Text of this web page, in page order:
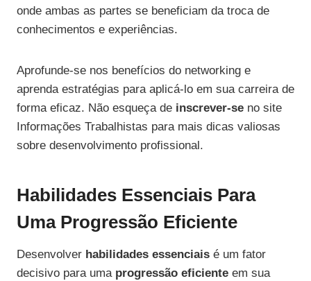
onde ambas as partes se beneficiam da troca de
conhecimentos e experiências.
Aprofunde-se nos benefícios do networking e
aprenda estratégias para aplicá-lo em sua carreira de
forma eficaz. Não esqueça de inscrever-se no site
Informações Trabalhistas para mais dicas valiosas
sobre desenvolvimento profissional.
Habilidades Essenciais Para
Uma Progressão Eficiente
Desenvolver habilidades essenciais é um fator
decisivo para uma progressão eficiente em sua